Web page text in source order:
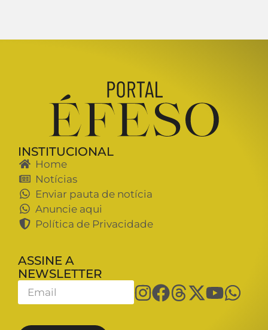
INSTITUCIONAL
Home
Notícias
Enviar pauta de notícia
Anuncie aqui
Política de Privacidade
ASSINE A
NEWSLETTER